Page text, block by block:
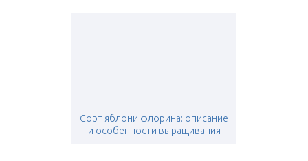
Сорт яблони флорина: описание
и особенности выращивания